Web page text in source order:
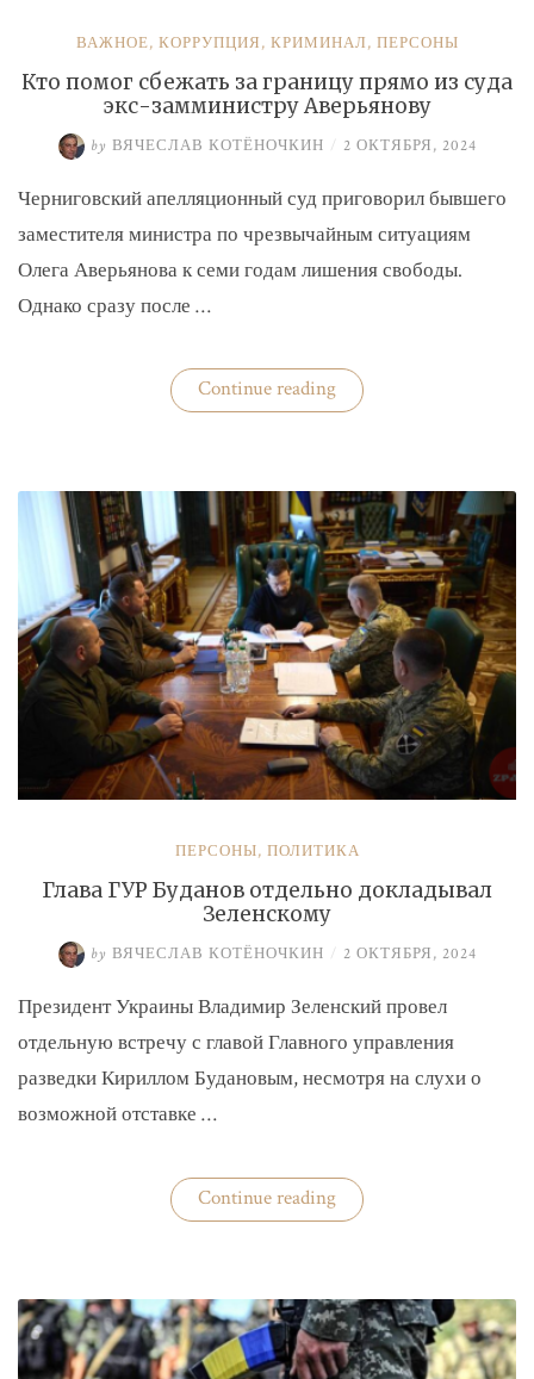
ВАЖНОЕ, КОРРУПЦИЯ, КРИМИНАЛ, ПЕРСОНЫ
Кто помог сбежать за границу прямо из суда
экс-замминистру Аверьянову
by ВЯЧЕСЛАВ КОТЁНОЧКИН / 2 ОКТЯБРЯ, 2024
Черниговский апелляционный суд приговорил бывшего
заместителя министра по чрезвычайным ситуациям
Олега Аверьянова к семи годам лишения свободы.
Однако сразу после …
Continue reading«Кто
помог
прямо
из
суда
экс-
замминистру
Аверьянову»
ПЕРСОНЫ, ПОЛИТИКА
Глава ГУР Буданов отдельно докладывал
Зеленскому
by ВЯЧЕСЛАВ КОТЁНОЧКИН / 2 ОКТЯБРЯ, 2024
Президент Украины Владимир Зеленский провел
отдельную встречу с главой Главного управления
разведки Кириллом Будановым, несмотря на слухи о
возможной отставке …
Continue reading«Глава
ГУР
Зеленскому»